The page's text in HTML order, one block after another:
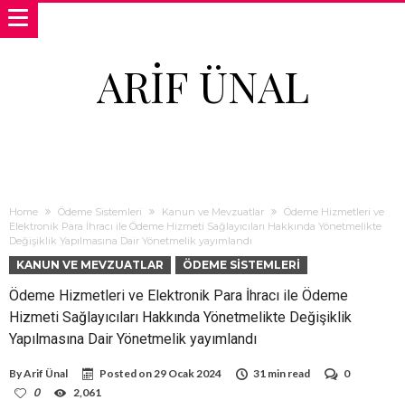
ARIF ÜNAL
Home Ödeme Sistemleri Kanun ve Mevzuatlar
Ödeme Hizmetleri ve
Elektronik Para İhracı ile Ödeme Hizmeti Sağlayıcıları Hakkında Yönetmelikte
Değişiklik Yapılmasına Dair Yönetmelik yayımlandı
KANUN VE MEVZUATLAR ÖDEME SISTEMLERI
Ödeme Hizmetleri ve Elektronik Para İhracı ile Ödeme
Hizmeti Sağlayıcıları Hakkında Yönetmelikte Değişiklik
Yapılmasına Dair Yönetmelik yayımlandı
ByArif Ünal Posted on29 Ocak 2024 31 min read
0
0
2,061